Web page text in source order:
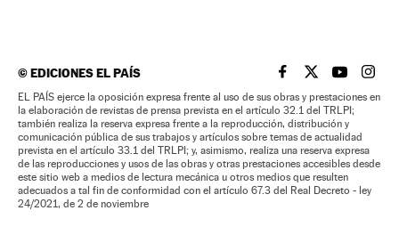
©EDICIONES EL PAÍS EL PAÍS BRASIL EN
EL PAÍSEL PAÍS
EL
EL PAÍS ejerce la oposición expresa frente al uso de sus obras y prestaciones en
la elaboración de revistas de prensa prevista en el artículo 32.1 del TRLPI;
también realiza la reserva expresa frente a la reproducción, distribución y
comunicación pública de sus trabajos y artículos sobre temas de actualidad
prevista en el artículo 33.1 del TRLPI; y, asimismo, realiza una reserva expresa
de las reproducciones y usos de las obras y otras prestaciones accesibles desde
este sitio web a medios de lectura mecánica u otros medios que resulten
adecuados a tal fin de conformidad con el artículo 67.3 del Real Decreto - ley
24/2021, de 2 de noviembre